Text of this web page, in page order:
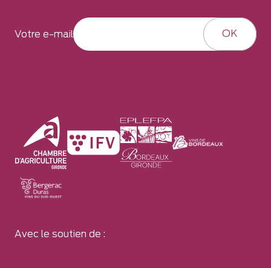
Votre e-mail OK
Avec le soutien de :